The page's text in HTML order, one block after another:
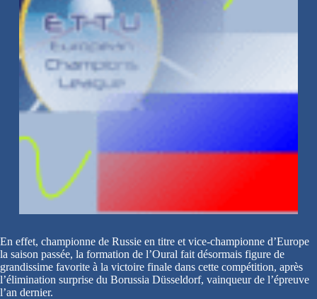
En effet, championne de Russie en titre et vice-championne d’Europe
la saison passée, la formation de l’Oural fait désormais figure de
grandissime favorite à la victoire finale dans cette compétition, après
l’élimination surprise du Borussia Düsseldorf, vainqueur de l’épreuve
l’an dernier.